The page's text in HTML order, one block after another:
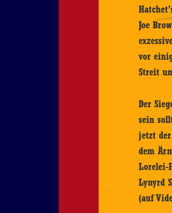
Joe
vor
Streit
Der
sein
jetzt
dem
Lorelei-
Lynyrd
(auf